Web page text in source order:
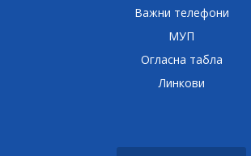
Важни телефони
МУП
Огласна табла
Линкови